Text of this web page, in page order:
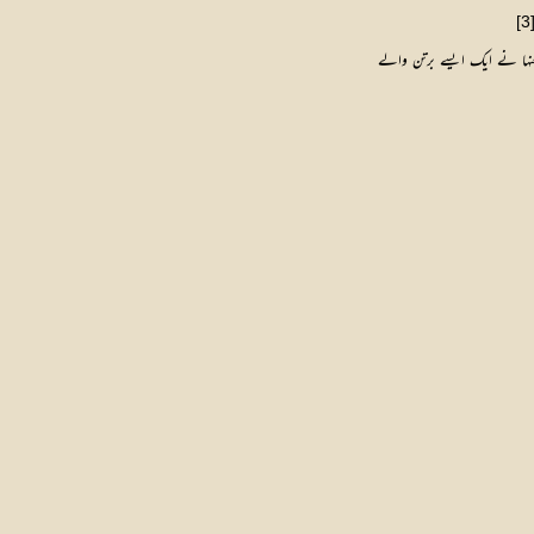
[3]
عنہا نے ایک ایسے برتن والے